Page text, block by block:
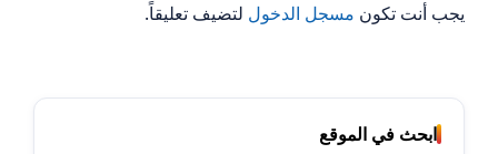
يجب أنت تكون مسجل الدخول لتضيف تعليقاً.
ابحث في الموقع